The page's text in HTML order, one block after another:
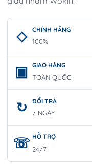
CHÍNH HÃNG
100%
GIAO HÀNG
TOÀN QUỐC
ĐỔI TRẢ
7 NGÀY
HỖ TRỢ
24/7